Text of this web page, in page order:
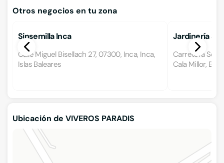
Otros negocios en tu zona
Sinsemilla Inca
Calle Miguel Bisellach 27, 07300, Inca, Inca,
Islas Baleares
Jardinería
Carretera Son
Cala Millor,
Ubicación de VIVEROS PARADIS